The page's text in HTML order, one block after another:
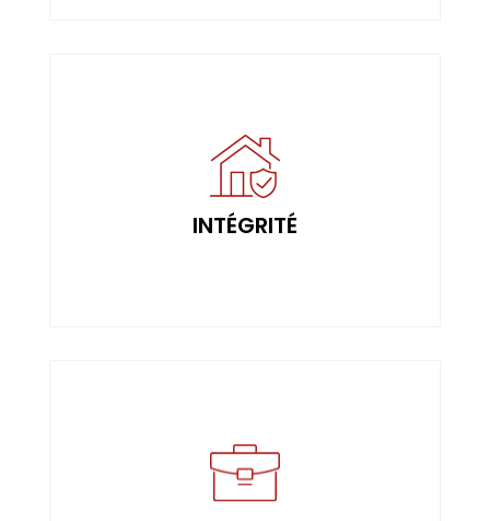
INTÉGRITÉ
INTÉGRITÉ
Agir avec honnêteté et transparence
dans toutes nos interactions.
Porter une attention particulière à votre
terrain, à la sécurité et la propreté de chaque